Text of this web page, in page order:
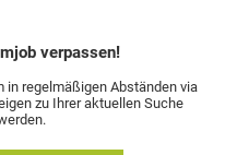
verpassen!
in regelmäßigen Abständen via
zu Ihrer aktuellen Suche